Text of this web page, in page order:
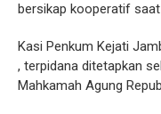
bersikap kooperatif
Kasi Penkum Kejati
, terpidana ditetapkan
Mahkamah Agung